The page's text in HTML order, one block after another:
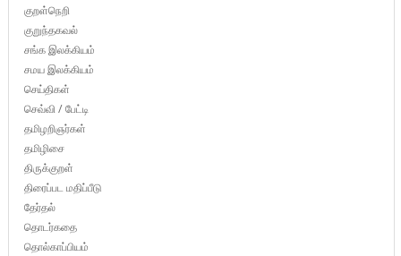
குறள்நெறி
குறுந்தகவல்
சங்க இலக்கியம்
சமய இலக்கியம்
செய்திகள்
செவ்வி / பேட்டி
தமிழறிஞர்கள்
தமிழிசை
திருக்குறள்
திரைப்பட மதிப்பீடு
தேர்தல்
தொடர்கதை
தொல்காப்பியம்